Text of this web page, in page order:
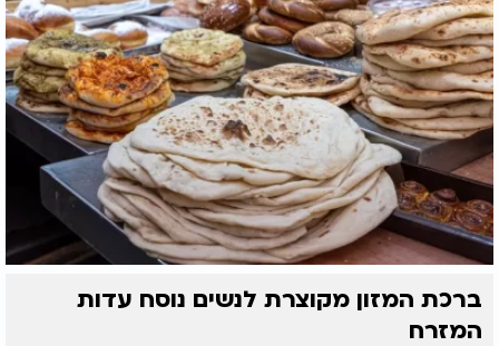
ברכת המזון מקוצרת לנשים נוסח עדות
המזרח